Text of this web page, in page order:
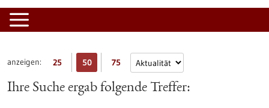
anzeigen: 25 50 75
Ihre Suche ergab folgende Treffer: